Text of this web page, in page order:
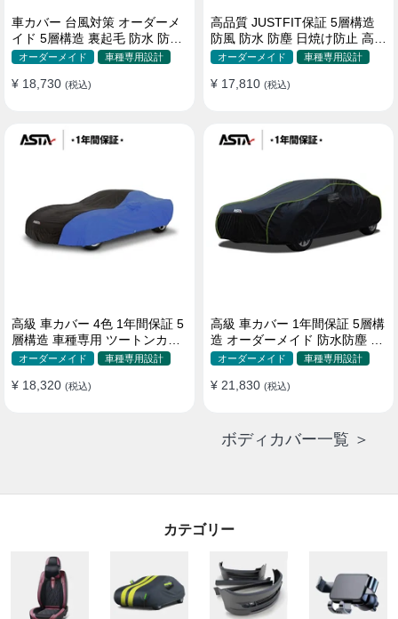
車カバー 台風対策 オーダーメ
イド 5層構造 裏起毛 防水 防雨
軽/普自動車 SUV対応 おすすめ
オーダーメイド 車種専用設計
¥ 18,730 (税込)
高品質 JUSTFIT保証 5層構造
防風 防水 防塵 日焼け防止 高級
ボディカバー
オーダーメイド 車種専用設計
¥ 17,810 (税込)
高級 車カバー 4色 1年間保証 5
層構造 車種専用 ツートンカラ
ー オーダーメイド 防水 耐久性
オーダーメイド 車種専用設計
¥ 18,320 (税込)
高級 車カバー 1年間保証 5層構
造 オーダーメイド 防水防塵 裏
起毛 車種専用
オーダーメイド 車種専用設計
¥ 21,830 (税込)
ボディカバー一覧 ＞
カテゴリー